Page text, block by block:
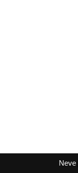
Neve